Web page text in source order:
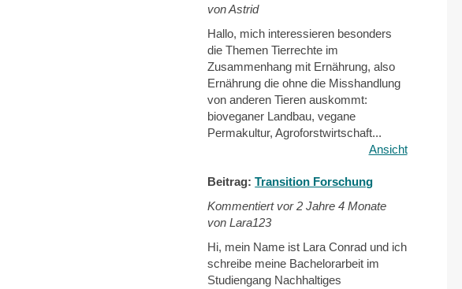
von Astrid
Hallo, mich interessieren besonders
die Themen Tierrechte im
Zusammenhang mit Ernährung, also
Ernährung die ohne die Misshandlung
von anderen Tieren auskommt:
bioveganer Landbau, vegane
Permakultur, Agroforstwirtschaft...
Ansicht
Beitrag:Transition Forschung
Kommentiert vor2 Jahre 4 Monate
von Lara123
Hi, mein Name ist Lara Conrad und ich
schreibe meine Bachelorarbeit im
Studiengang Nachhaltiges